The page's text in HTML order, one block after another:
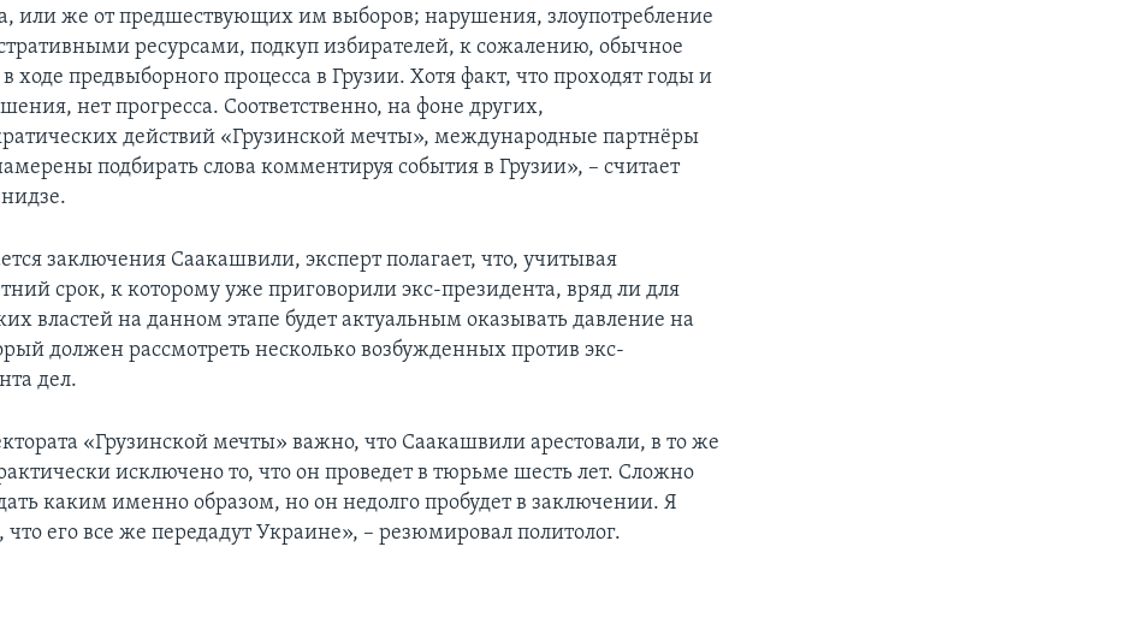
или же от предшествующих им выборов; нарушения, злоупотребление
ресурсами, подкуп избирателей, к сожалению, обычное
ходе предвыборного процесса в Грузии. Хотя факт, что проходят годы и
нет прогресса. Соответственно, на фоне других,
действий «Грузинской мечты», международные партнёры
подбирать слова комментируя события в Грузии», – считает
заключения Саакашвили, эксперт полагает, что, учитывая
срок, к которому уже приговорили экс-президента, вряд ли для
властей на данном этапе будет актуальным оказывать давление на
должен рассмотреть несколько возбужденных против экс-
дел.
«Грузинской мечты» важно, что Саакашвили арестовали, в то же
исключено то, что он проведет в тюрьме шесть лет. Сложно
каким именно образом, но он недолго пробудет в заключении. Я
что его все же передадут Украине», – резюмировал политолог.